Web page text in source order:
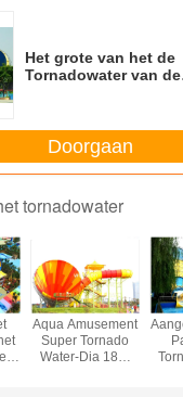
Het grote van het de
Tornadowater van de
Waterpark
Doorgaan
tornadowater
Aqua Amusement
Super Tornado
Water-Dia 18m